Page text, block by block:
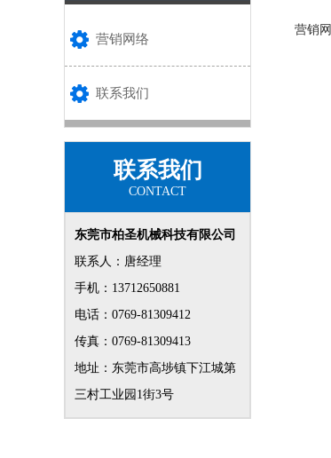
营销网络
联系我们
联系我们
CONTACT
东莞市柏圣机械科技有限公司
联系人：唐经理
手机：13712650881
电话：0769-81309412
传真：0769-81309413
地址：东莞市高埗镇下江城第
三村工业园1街3号
营销